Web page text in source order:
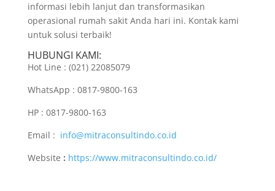
informasi lebih lanjut dan transformasikan
operasional rumah sakit Anda hari ini. Kontak kami
untuk solusi terbaik!
HUBUNGI KAMI:
Hot Line : (021) 22085079
WhatsApp : 0817-9800-163
HP : 0817-9800-163
Email : info@mitraconsultindo.co.id
Website : https://www.mitraconsultindo.co.id/